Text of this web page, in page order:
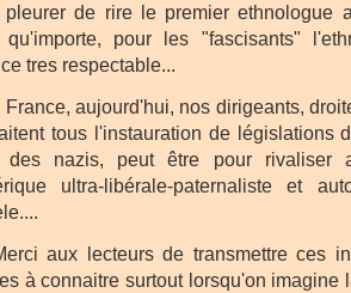
pleurer de rire le premier ethnologue
qu'importe, pour les "fascisants"
tres respectable...
aujourd'hui, nos dirigeants,
tous l'instauration de législations
des nazis, peut être pour rivaliser
ultra-libérale-paternaliste et
aux lecteurs de transmettre ces
à connaitre surtout lorsqu'on imagine